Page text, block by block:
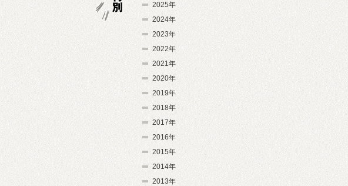
2025年
2024年
2023年
2022年
2021年
2020年
2019年
2018年
2017年
2016年
2015年
2014年
2013年